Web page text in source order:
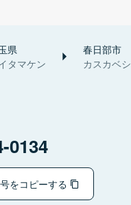
県
タマケン
春日部市
カスカベシ
0134
をコピーする